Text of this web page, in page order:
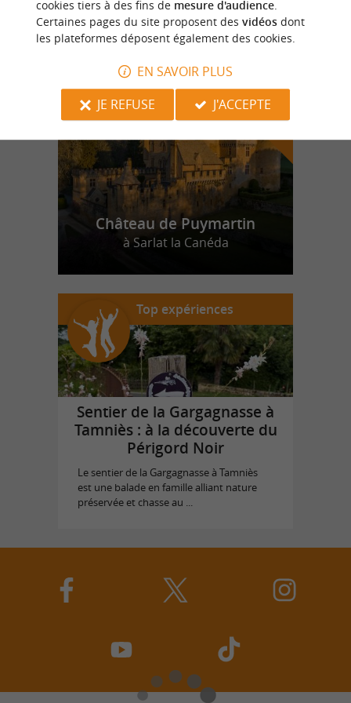
n
o
t
r
e
c
o
u
p
d
e
c
o
e
u
r
Château de Puymartin
à Sarlat la Canéda
Top expériences
Sentier de la Gargagnasse à
Tamniès : à la découverte du
Périgord Noir
Le sentier de la Gargagnasse à Tamniès
est une balade en famille alliant nature
préservée et chasse au ...
cookies tiers à des fins de mesure d'audience.
Certaines pages du site proposent des vidéosdont
les plateformes déposent également des cookies.
EN SAVOIR PLUS
JE REFUSE
J'ACCEPTE